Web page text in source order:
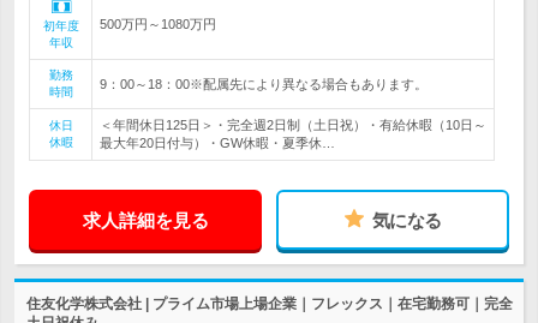
初年度
年収
500万円～1080万円
勤務
時間
9：00～18：00※配属先により異なる場合もあります。
休日
休暇
＜年間休日125日＞・完全週2日制（土日祝）・有給休暇（10日～
最大年20日付与）・GW休暇・夏季休…
求人詳細を見る 気になる
住友化学株式会社 | プライム市場上場企業｜フレックス｜在宅勤務可｜完全